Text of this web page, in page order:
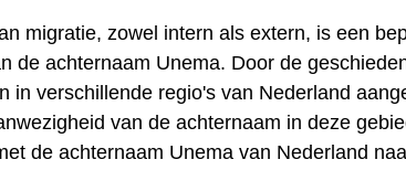
migratie, zowel intern als extern, is een
de achternaam Unema. Door de
in verschillende regio's van Nederland
van de achternaam in deze
de achternaam Unema van Nederland